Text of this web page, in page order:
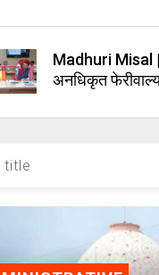
Madhuri Misal |
अनधिकृत